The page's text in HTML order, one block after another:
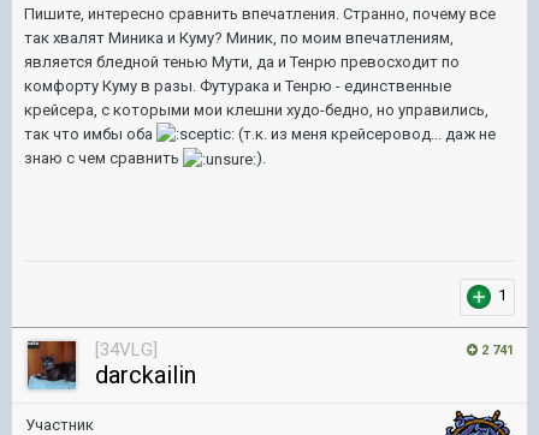
Пишите, интересно сравнить впечатления. Странно, почему все
так хвалят Миника и Куму? Миник, по моим впечатлениям,
является бледной тенью Мути, да и Тенрю превосходит по
комфорту Куму в разы. Футурака и Тенрю - единственные
крейсера, с которыми мои клешни худо-бедно, но управились,
так что имбы оба
(т.к. из меня крейсеровод... даж не
знаю с чем сравнить
).
1
2 741
[34VLG]
darckailin
Участник